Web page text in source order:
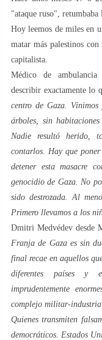
"ataque ruso", retumbaba
Hoy leemos de miles en
matar más palestinos
capitalista.
Médico de
describir exactamente lo
centro de Gaza.
árboles, sin
Nadie resultó herido,
contarlos. Hay que
detener esta masacre
genocidio de Gaza. No
sido destrozada. Al
Primero llevamos a los
Dmitri Medvédev desde
Franja de Gaza es sin
final recae en aquellos
diferentes países y
imprudentemente
complejo militar-
Quienes transmiten
democráticos. Estados